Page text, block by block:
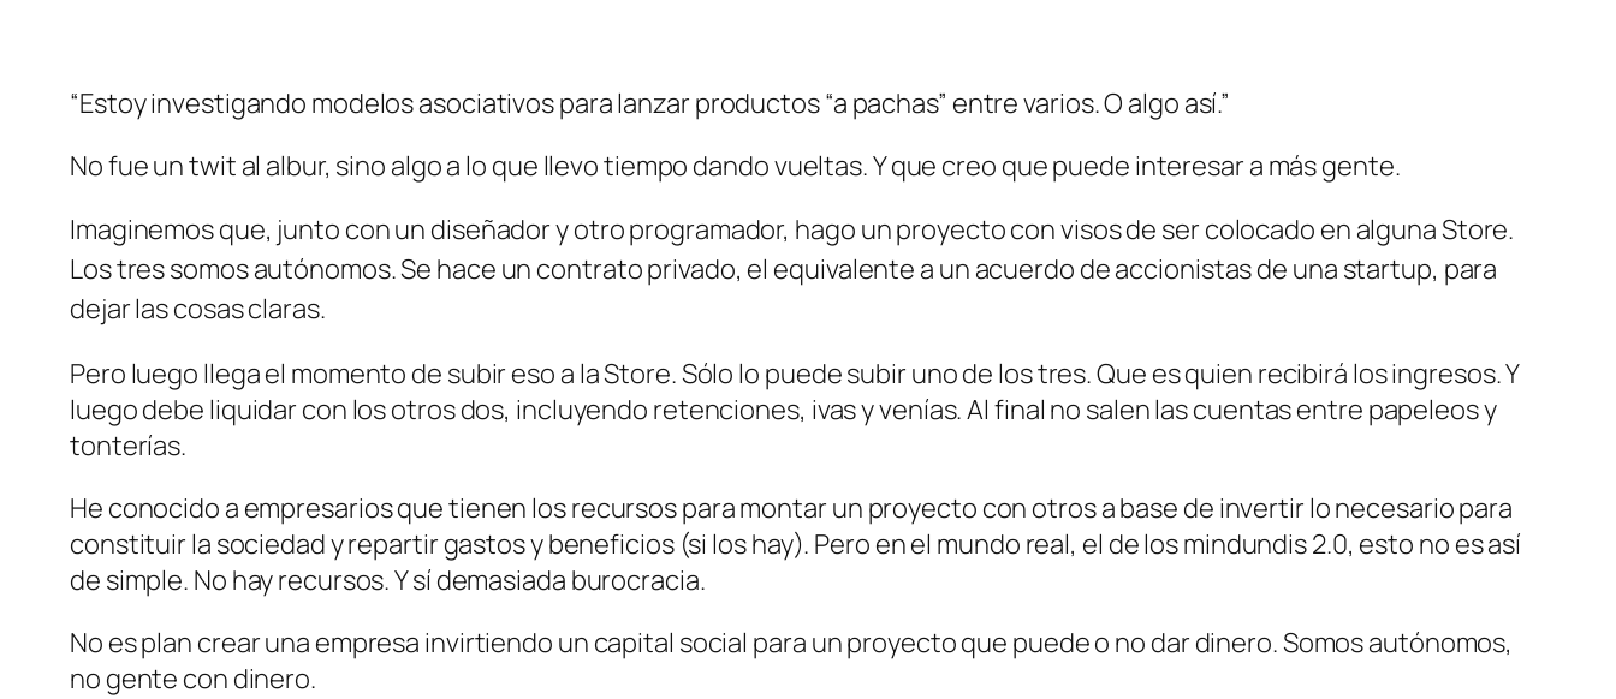
“Estoy investigando modelos asociativos para lanzar productos “a pachas” entre varios. O algo así.”
No fue un twit al albur, sino algo a lo que llevo tiempo dando vueltas. Y que creo que puede interesar a más gente.
Imaginemos que, junto con un diseñador y otro programador, hago un proyecto con visos de ser colocado en alguna Store.
Los tres somos autónomos. Se hace un contrato privado, el equivalente a un acuerdo de accionistas de una startup, para
dejar las cosas claras.
Pero luego llega el momento de subir eso a la Store. Sólo lo puede subir uno de los tres. Que es quien recibirá los ingresos. Y
luego debe liquidar con los otros dos, incluyendo retenciones, ivas y venías. Al final no salen las cuentas entre papeleos y
tonterías.
He conocido a empresarios que tienen los recursos para montar un proyecto con otros a base de invertir lo necesario para
constituir la sociedad y repartir gastos y beneficios (si los hay). Pero en el mundo real, el de los mindundis 2.0, esto no es así
de simple. No hay recursos. Y sí demasiada burocracia.
No es plan crear una empresa invirtiendo un capital social para un proyecto que puede o no dar dinero. Somos autónomos,
no gente con dinero.